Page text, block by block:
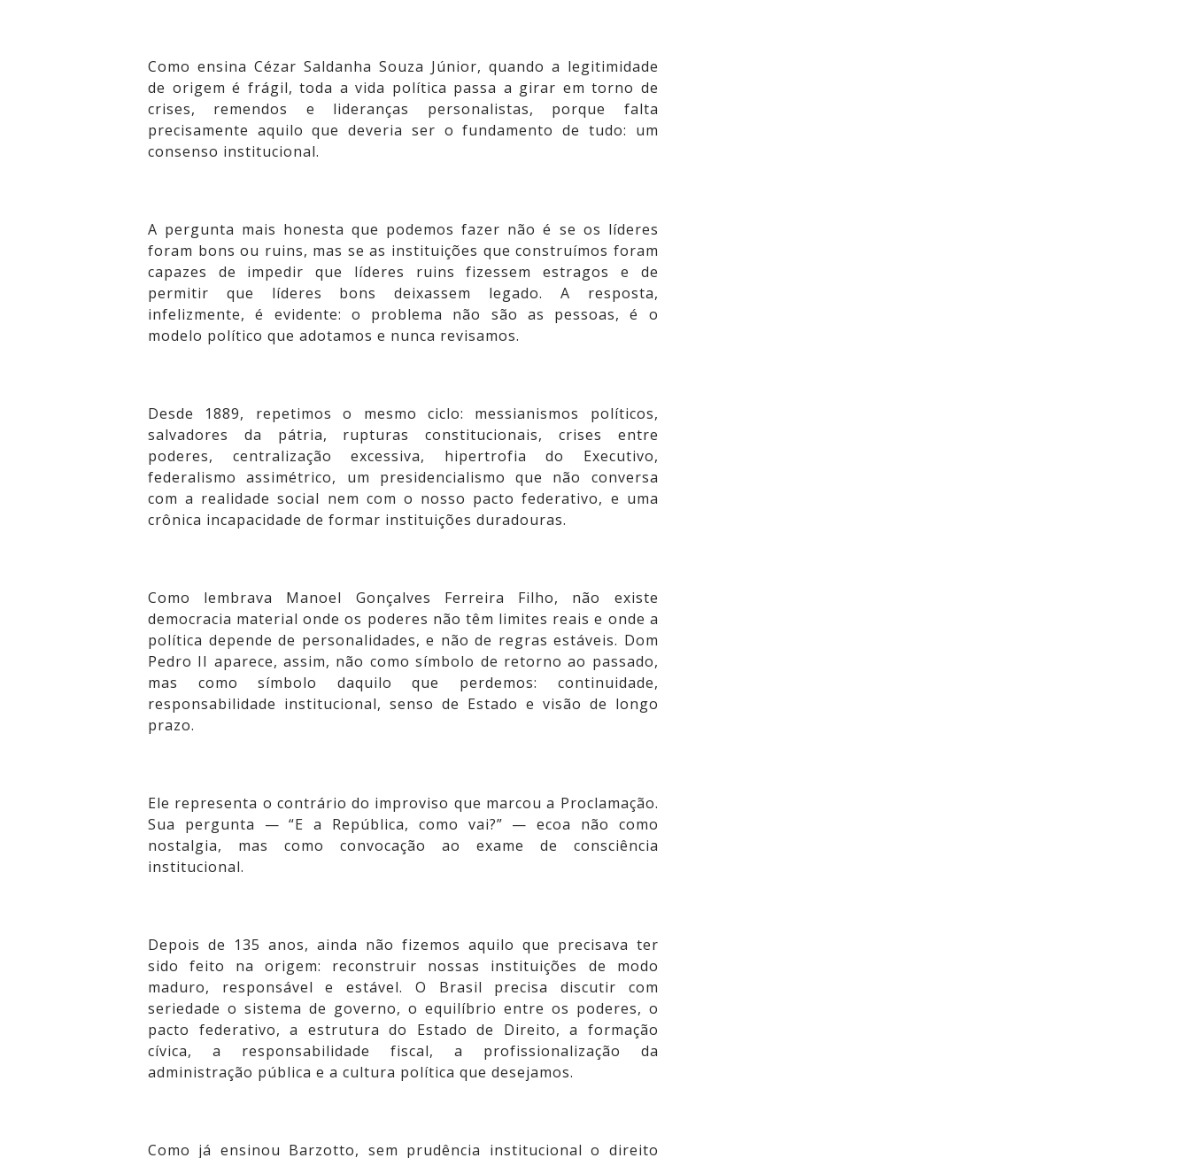
Como ensina Cézar Saldanha Souza Júnior, quando a legitimidade
de origem é frágil, toda a vida política passa a girar em torno de
crises, remendos e lideranças personalistas, porque falta
precisamente aquilo que deveria ser o fundamento de tudo: um
consenso institucional.
A pergunta mais honesta que podemos fazer não é se os líderes
foram bons ou ruins, mas se as instituições que construímos foram
capazes de impedir que líderes ruins fizessem estragos e de
permitir que líderes bons deixassem legado. A resposta,
infelizmente, é evidente: o problema não são as pessoas, é o
modelo político que adotamos e nunca revisamos.
Desde 1889, repetimos o mesmo ciclo: messianismos políticos,
salvadores da pátria, rupturas constitucionais, crises entre
poderes, centralização excessiva, hipertrofia do Executivo,
federalismo assimétrico, um presidencialismo que não conversa
com a realidade social nem com o nosso pacto federativo, e uma
crônica incapacidade de formar instituições duradouras.
Como lembrava Manoel Gonçalves Ferreira Filho, não existe
democracia material onde os poderes não têm limites reais e onde a
política depende de personalidades, e não de regras estáveis. Dom
Pedro II aparece, assim, não como símbolo de retorno ao passado,
mas como símbolo daquilo que perdemos: continuidade,
responsabilidade institucional, senso de Estado e visão de longo
prazo.
Ele representa o contrário do improviso que marcou a Proclamação.
Sua pergunta — “E a República, como vai?” — ecoa não como
nostalgia, mas como convocação ao exame de consciência
institucional.
Depois de 135 anos, ainda não fizemos aquilo que precisava ter
sido feito na origem: reconstruir nossas instituições de modo
maduro, responsável e estável. O Brasil precisa discutir com
seriedade o sistema de governo, o equilíbrio entre os poderes, o
pacto federativo, a estrutura do Estado de Direito, a formação
cívica, a responsabilidade fiscal, a profissionalização da
administração pública e a cultura política que desejamos.
Como já ensinou Barzotto, sem prudência institucional o direito